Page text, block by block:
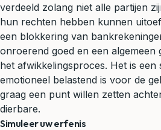
verdeeld zolang niet alle partijen
hun rechten hebben kunnen
een blokkering van
onroerend goed en een algemeen
het afwikkelingsproces. Het is een
emotioneel belastend is voor de
graag een punt willen zetten
dierbare.
Simuleer uw erfenis